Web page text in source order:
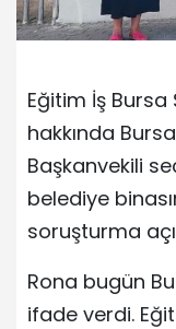
Eğitim İş Bursa
hakkında
Başkanvekili
belediye
soruşturma
Rona bugün
ifade verdi.